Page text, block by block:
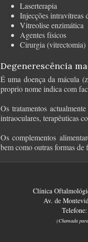
Laserterapia
Injecções intravítreas
Vitreolise enzimática
Agentes físicos
Cirurgia (vitrectomia)
Degenerescência
É uma doença da mácula
proprio nome indica com
Os tratamentos
intraoculares, terapêuticas
Os complementos
bem como outras formas
Clínica
Av. de
(Chamada